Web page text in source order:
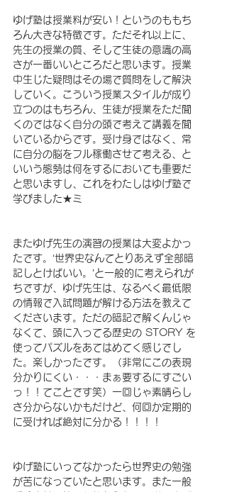
ゆげ塾は授業料が安い！というのももち
ろん大きな特徴です。ただそれ以上に、
先生の授業の質、そして生徒の意識の高
さが一番いいところだと思います。授業
中生じた疑問はその場で質問をして解決
していく。こういう授業スタイルが成り
立つのはもちろん、生徒が授業をただ聞
くのではなく自分の頭で考えて講義を聞
いているからです。受け身ではなく、常
に自分の脳をフル稼働させて考える、と
いいう態勢は何をするにおいても重要だ
と思いますし、これをわたしはゆげ塾で
学びました★ミ
またゆげ先生の演習の授業は大変よかっ
たです。‘世界史なんてとりあえず全部暗
記しとけばいい。’と一般的に考えられが
ちですが、ゆげ先生は、なるべく最低限
の情報で入試問題が解ける方法を教えて
くださいます。ただの暗記で解くんじゃ
なくて、頭に入ってる歴史の STORY を
使ってパズルをあてはめてく感じでし
た。楽しかったです。（非常にこの表現
分かりにくい・・・まぁ要するにすごい
っ！！てことです笑）一回じゃ素晴らし
さ分からないかもだけど、何回か定期的
に受ければ絶対に分かる！！！！
ゆげ塾にいってなかったら世界史の勉強
が苦になっていたと思います。また一般